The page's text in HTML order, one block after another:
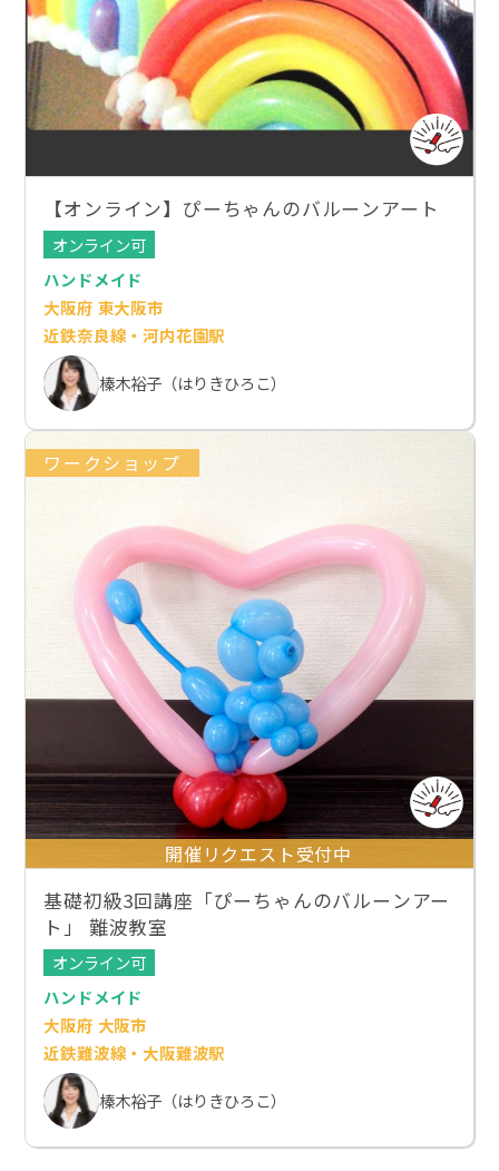
【オンライン】ぴーちゃんのバルーンアート
オンライン可
ハンドメイド
大阪府 東大阪市
近鉄奈良線・河内花園駅
榛木裕子（はりきひろこ）
ワークショップ
開催リクエスト受付中
基礎初級3回講座「ぴーちゃんのバルーンアー
ト」 難波教室
オンライン可
ハンドメイド
大阪府 大阪市
近鉄難波線・大阪難波駅
榛木裕子（はりきひろこ）